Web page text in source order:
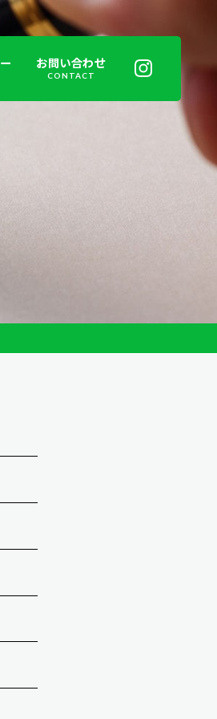
お問い合わせ
CONTACT